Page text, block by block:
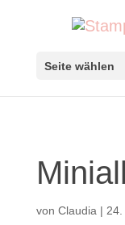
Seite wählen
von Claudia | 24.